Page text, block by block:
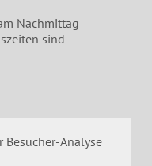
Besucher-Analyse
Nachmittag
sind